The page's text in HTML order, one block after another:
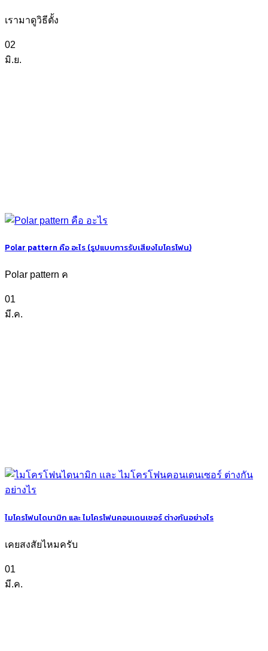
เรามาดูวิธีตั้ง
02
มิ.ย.
Polar pattern คือ อะไร (รูปแบบการรับเสียงไมโครโฟน)
Polar pattern ค
01
มี.ค.
ไมโครโฟนไดนามิก และ ไมโครโฟนคอนเดนเซอร์ ต่างกันอย่างไร
เคยสงสัยไหมครับ
01
มี.ค.